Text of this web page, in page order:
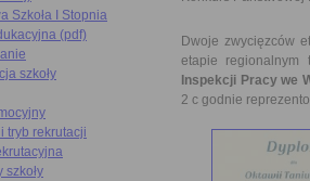
Szkoła I Stopnia
(pdf)
szkoły
tryb rekrutacji
szkoły
Dwoje zwycięzców
etapie
Inspekcji Pracy we
2 c godnie